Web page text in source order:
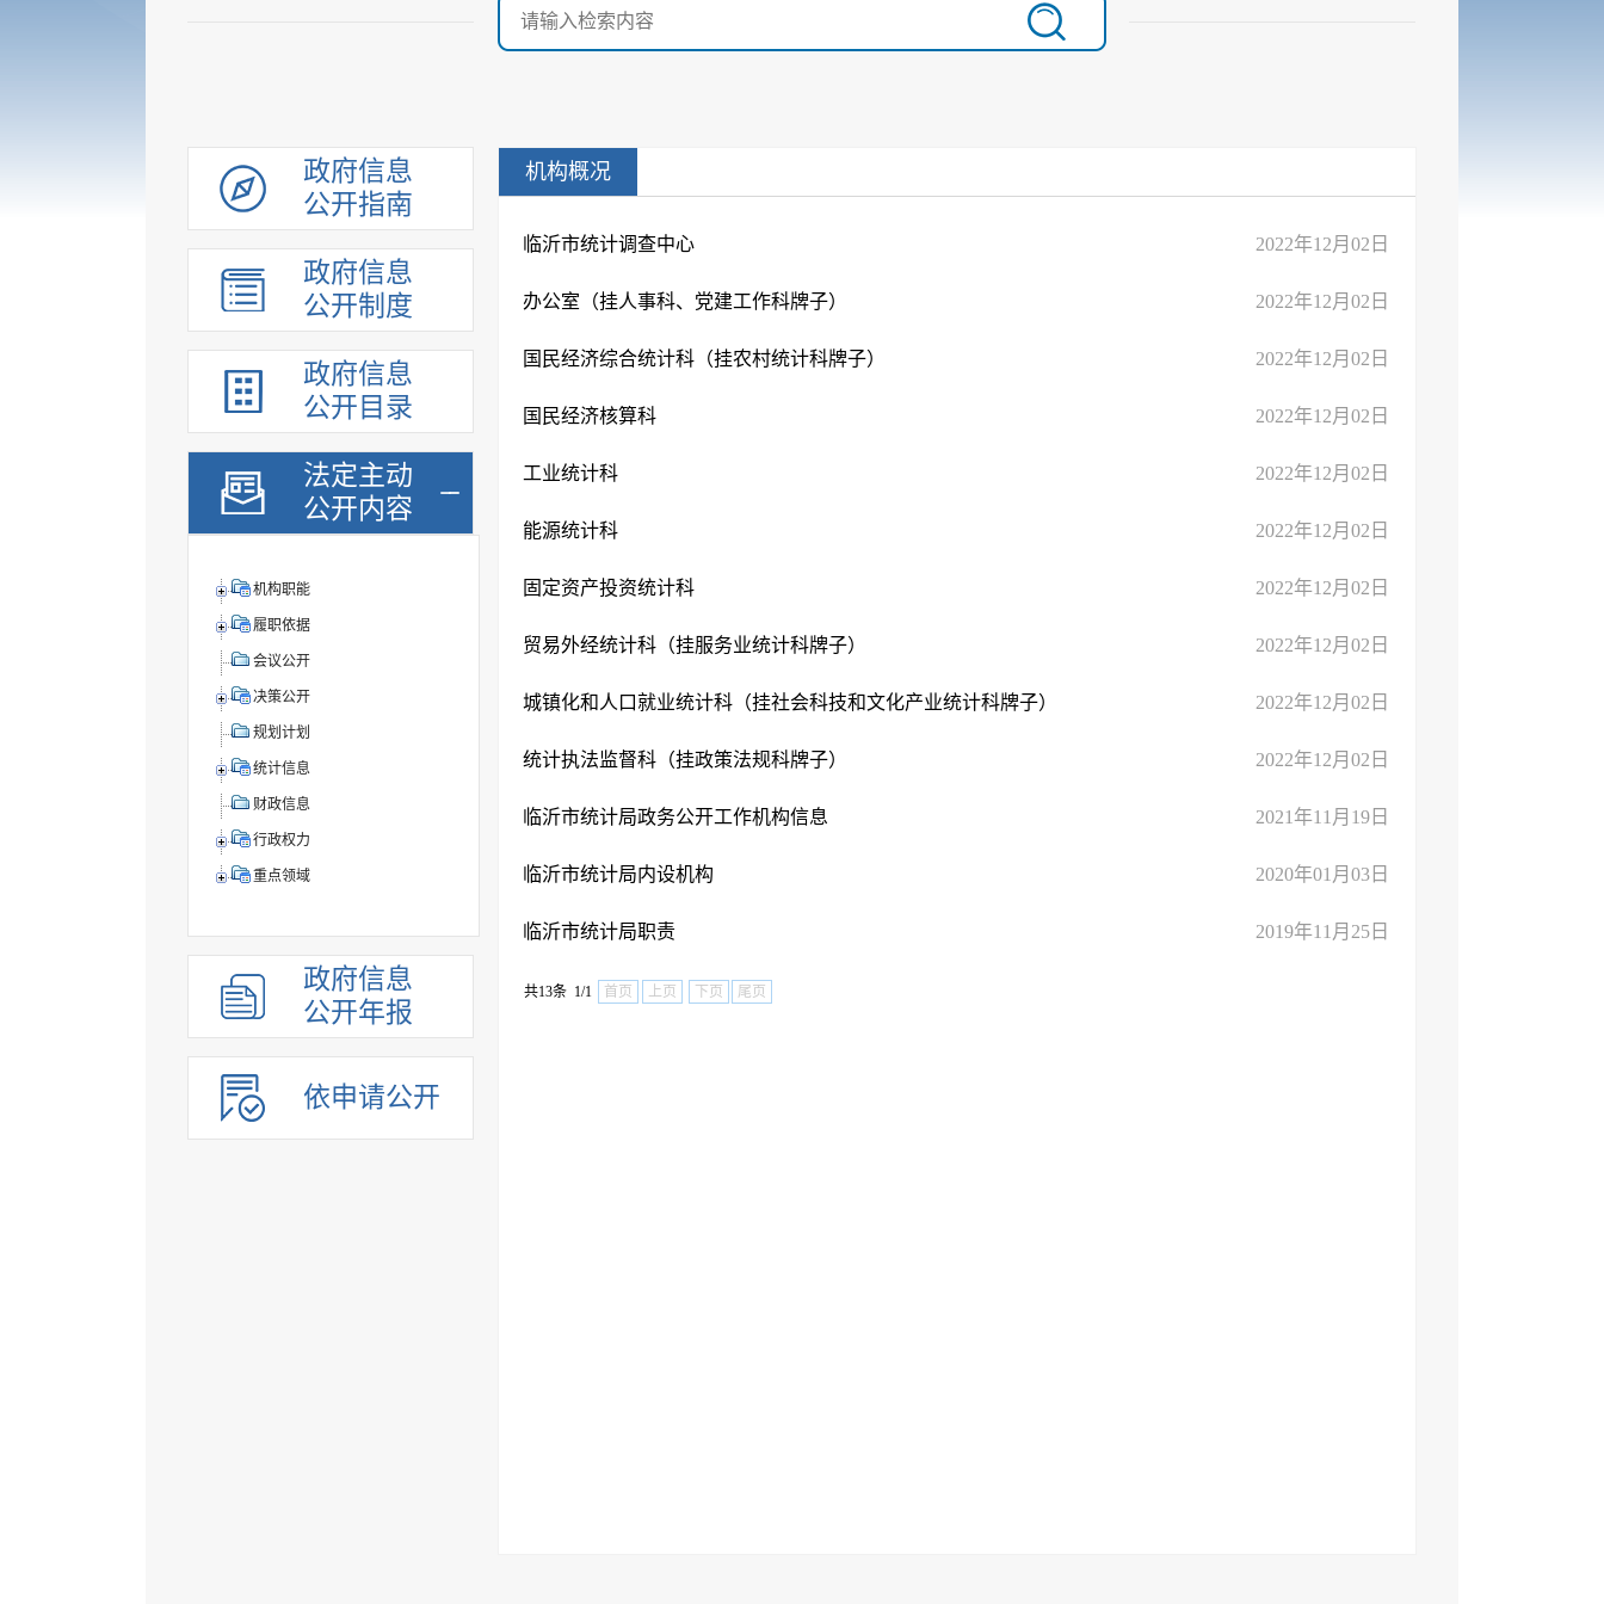
政府信息
公开指南
政府信息
公开制度
政府信息
公开目录
法定主动
公开内容
机构职能
履职依据
会议公开
决策公开
规划计划
统计信息
财政信息
行政权力
重点领域
政府信息
公开年报
依申请公开
机构概况
临沂市统计调查中心 2022年12月02日
办公室（挂人事科、党建工作科牌子） 2022年12月02日
国民经济综合统计科（挂农村统计科牌子） 2022年12月02日
国民经济核算科 2022年12月02日
工业统计科 2022年12月02日
能源统计科 2022年12月02日
固定资产投资统计科 2022年12月02日
贸易外经统计科（挂服务业统计科牌子） 2022年12月02日
城镇化和人口就业统计科（挂社会科技和文化产业统计科牌子） 2022年12月02日
统计执法监督科（挂政策法规科牌子） 2022年12月02日
临沂市统计局政务公开工作机构信息 2021年11月19日
临沂市统计局内设机构 2020年01月03日
临沂市统计局职责 2019年11月25日
共13条 1/1 首页 上页 下页 尾页